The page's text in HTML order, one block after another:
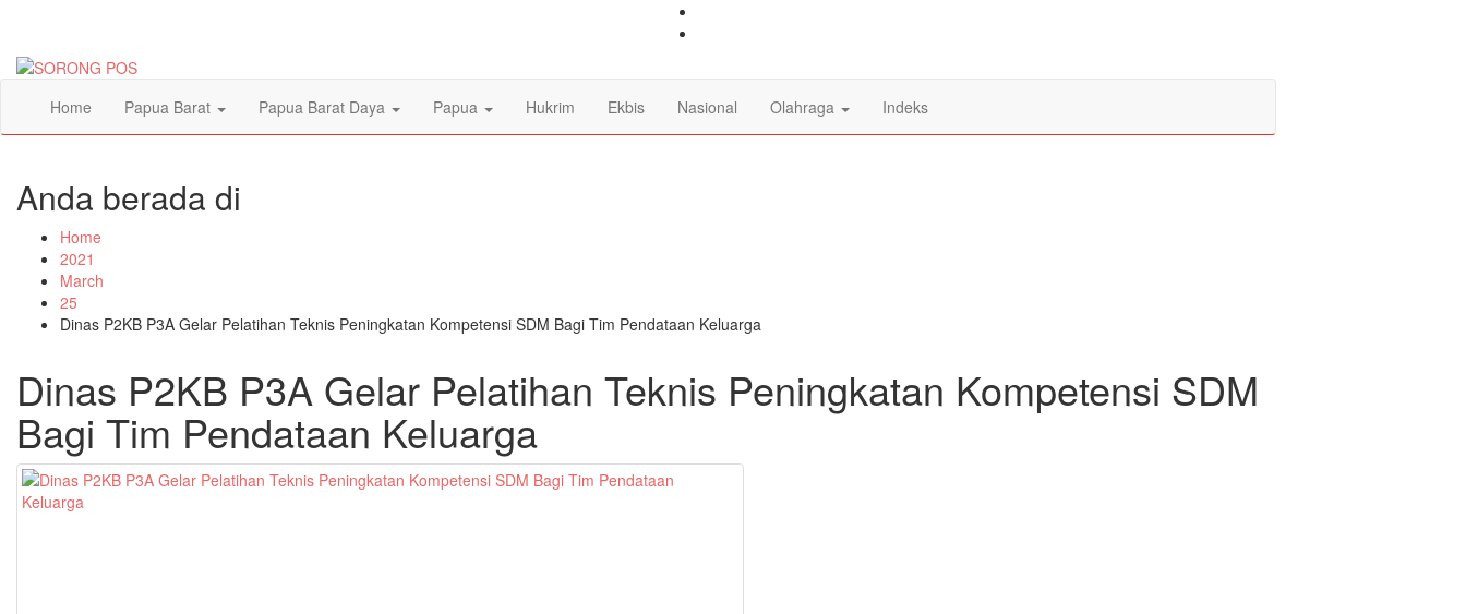
content
on
Twitter
Home Papua Barat Papua Barat Daya Papua Hukrim Ekbis Nasional Olahraga Indeks
Anda berada di
Home
2021
March
25
Dinas P2KB P3A Gelar Pelatihan Teknis Peningkatan Kompetensi SDM Bagi Tim Pendataan Keluarga
Dinas P2KB P3A Gelar Pelatihan Teknis Peningkatan Kompetensi SDM
Bagi Tim Pendataan Keluarga